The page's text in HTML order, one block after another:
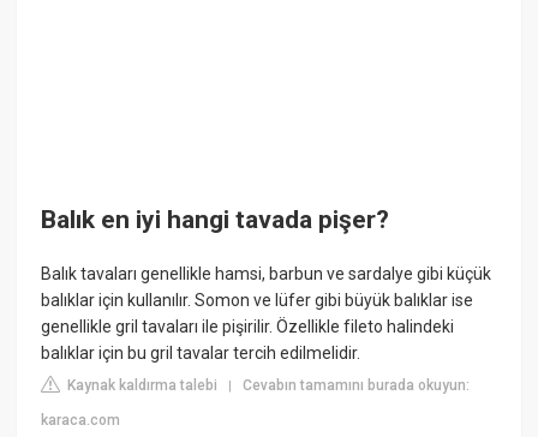
Balık en iyi hangi tavada pişer?
Balık tavaları genellikle hamsi, barbun ve sardalye gibi küçük
balıklar için kullanılır. Somon ve lüfer gibi büyük balıklar ise
genellikle gril tavaları ile pişirilir. Özellikle fileto halindeki
balıklar için bu gril tavalar tercih edilmelidir.
Kaynak kaldırma talebi |Cevabın tamamını burada okuyun:
karaca.com